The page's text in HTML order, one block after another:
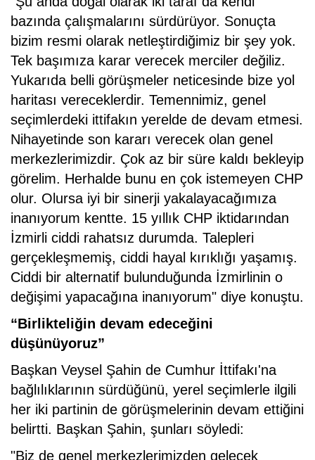
bazında çalışmalarını sürdürüyor. Sonuçta
bizim resmi olarak netleştirdiğimiz bir şey yok.
Tek başımıza karar verecek merciler değiliz.
Yukarıda belli görüşmeler neticesinde bize yol
haritası vereceklerdir. Temennimiz, genel
seçimlerdeki ittifakın yerelde de devam etmesi.
Nihayetinde son kararı verecek olan genel
merkezlerimizdir. Çok az bir süre kaldı bekleyip
görelim. Herhalde bunu en çok istemeyen CHP
olur. Olursa iyi bir sinerji yakalayacağımıza
inanıyorum kentte. 15 yıllık CHP iktidarından
İzmirli ciddi rahatsız durumda. Talepleri
gerçekleşmemiş, ciddi hayal kırıklığı yaşamış.
Ciddi bir alternatif bulunduğunda İzmirlinin o
değişimi yapacağına inanıyorum" diye konuştu.
“Birlikteliğin devam edeceğini
düşünüyoruz”
Başkan Veysel Şahin de Cumhur İttifakı'na
bağlılıklarının sürdüğünü, yerel seçimlerle ilgili
her iki partinin de görüşmelerinin devam ettiğini
belirtti. Başkan Şahin, şunları söyledi:
"Biz de genel merkezlerimizden gelecek